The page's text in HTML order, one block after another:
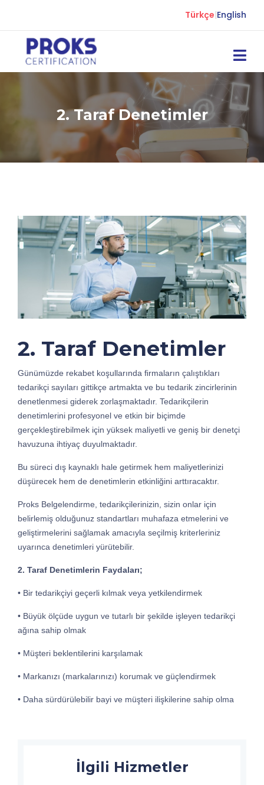
Türkçe|English
2. Taraf Denetimler
2. Taraf Denetimler
Günümüzde rekabet koşullarında ﬁrmaların çalıştıkları
tedarikçi sayıları gittikçe artmakta ve bu tedarik zincirlerinin
denetlenmesi giderek zorlaşmaktadır. Tedarikçilerin
denetimlerini profesyonel ve etkin bir biçimde
gerçekleştirebilmek için yüksek maliyetli ve geniş bir denetçi
havuzuna ihtiyaç duyulmaktadır.
Bu süreci dış kaynaklı hale getirmek hem maliyetlerinizi
düşürecek hem de denetimlerin etkinliğini arttıracaktır.
Proks Belgelendirme, tedarikçilerinizin, sizin onlar için
belirlemiş olduğunuz standartları muhafaza etmelerini ve
geliştirmelerini sağlamak amacıyla seçilmiş kriterleriniz
uyarınca denetimleri yürütebilir.
2. Taraf Denetimlerin Faydaları;
• Bir tedarikçiyi geçerli kılmak veya yetkilendirmek
• Büyük ölçüde uygun ve tutarlı bir şekilde işleyen tedarikçi
ağına sahip olmak
• Müşteri beklentilerini karşılamak
• Markanızı (markalarınızı) korumak ve güçlendirmek
• Daha sürdürülebilir bayi ve müşteri ilişkilerine sahip olma
İlgili Hizmetler